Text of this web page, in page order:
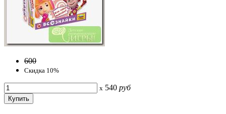
600
Скидка 10%
x 540 руб